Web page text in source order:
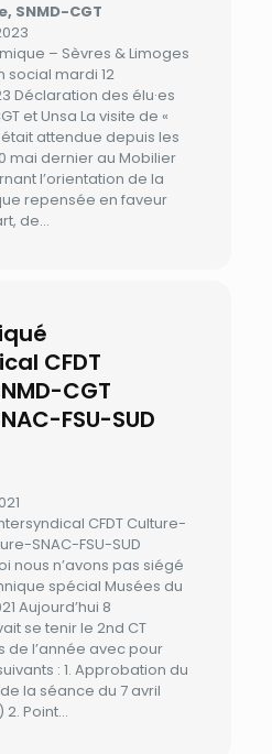
SNMD-CGT
– Sèvres & Limoges
social mardi 12
Déclaration des élu·es
et Unsa La visite de «
attendue depuis les
mai dernier au Mobilier
l’orientation de la
repensée en faveur
de…
CFDT
CGT
FSU-SUD
CFDT Culture-
SNAC-FSU-SUD
nous n’avons pas siégé
spécial Musées du
Aujourd’hui 8
se tenir le 2nd CT
de l’année avec pour
: 1. Approbation du
la séance du 7 avril
2. Point…